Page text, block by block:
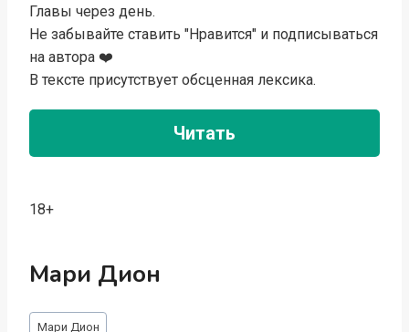
Главы через день.
Не забывайте ставить "Нравится" и подписываться
на автора ‍❤️‍
В тексте присутствует обсценная лексика.
Читать
18+
Мари Дион
Метки
Мари Дион